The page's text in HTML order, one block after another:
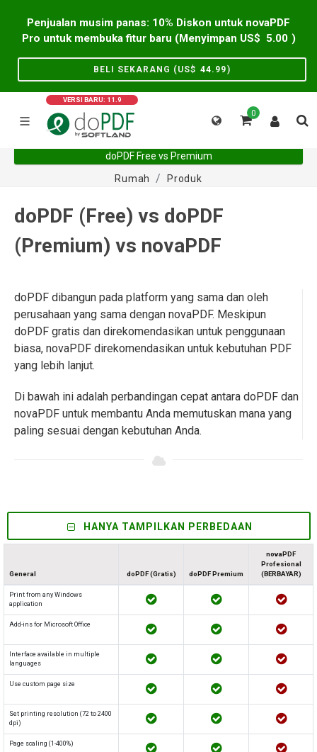
Penjualan musim panas: 10% Diskon untuk novaPDF
Pro untuk membuka fitur baru (Menyimpan US$ 5.00 )
BELI SEKARANG (US$ 44.99)
VERSI BARU: 11.9
0
doPDF Free vs Premium
Rumah
Produk
doPDF (Free) vs doPDF
(Premium) vs novaPDF
doPDF dibangun pada platform yang sama dan oleh
perusahaan yang sama dengan novaPDF. Meskipun
doPDF gratis dan direkomendasikan untuk penggunaan
biasa, novaPDF direkomendasikan untuk kebutuhan PDF
yang lebih lanjut.
Di bawah ini adalah perbandingan cepat antara doPDF dan
novaPDF untuk membantu Anda memutuskan mana yang
paling sesuai dengan kebutuhan Anda.
HANYA TAMPILKAN PERBEDAAN
General doPDF (Gratis) doPDF Premium
novaPDF
Profesional
(BERBAYAR)
Print from any Windows
application
Add-ins for Microsoft Office
Interface available in multiple
languages
Use custom page size
Set printing resolution (72 to 2400
dpi)
Page scaling (1-400%)